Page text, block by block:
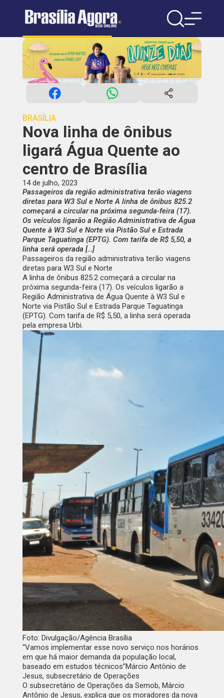
BRASÍLIA
Nova linha de ônibus
ligará Água Quente ao
centro de Brasília
14 de julho, 2023
Passageiros da região administrativa terão viagens
diretas para W3 Sul e Norte A linha de ônibus 825.2
começará a circular na próxima segunda-feira (17).
Os veículos ligarão a Região Administrativa de Água
Quente à W3 Sul e Norte via Pistão Sul e Estrada
Parque Taguatinga (EPTG). Com tarifa de R$ 5,50, a
linha será operada […]
Passageiros da região administrativa terão viagens
diretas para W3 Sul e Norte
A linha de ônibus 825.2 começará a circular na
próxima segunda-feira (17). Os veículos ligarão a
Região Administrativa de Água Quente à W3 Sul e
Norte via Pistão Sul e Estrada Parque Taguatinga
(EPTG). Com tarifa de R$ 5,50, a linha será operada
pela empresa Urbi.
Foto: Divulgação/Agência Brasília
“Vamos implementar esse novo serviço nos horários
em que há maior demanda da população local,
baseado em estudos técnicos”Márcio Antônio de
Jesus, subsecretário de Operações
O subsecretário de Operações da Semob, Márcio
Antônio de Jesus, explica que os moradores da nova